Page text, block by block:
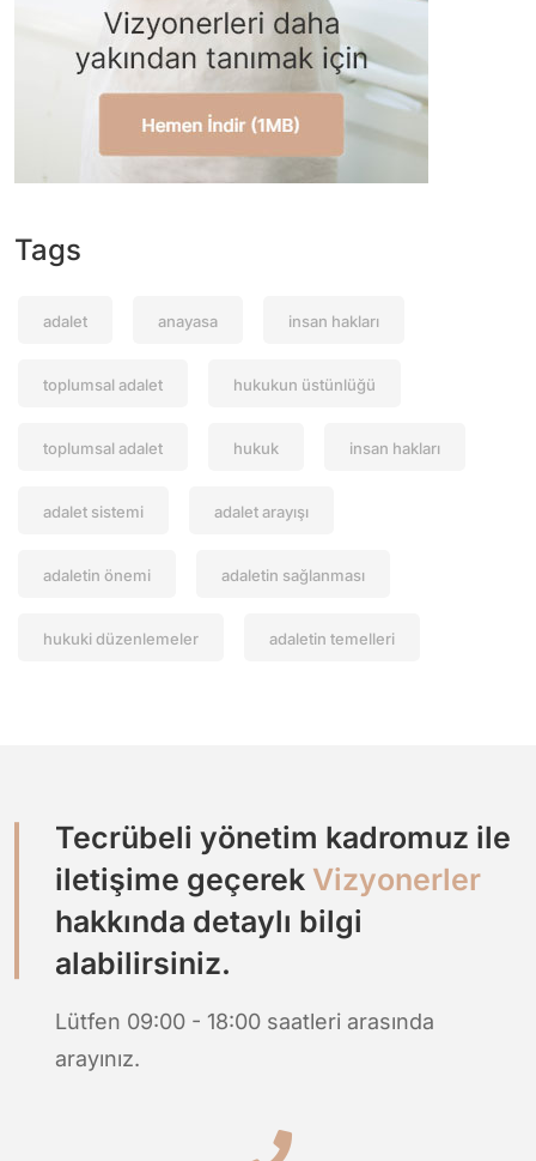
Tags
adalet anayasa insan hakları
toplumsal adalet hukukun üstünlüğü
toplumsal adalet hukuk insan hakları
adalet sistemi adalet arayışı
adaletin önemi adaletin sağlanması
hukuki düzenlemeler adaletin temelleri
Tecrübeli yönetim kadromuz ile
iletişime geçerek Vizyonerler
hakkında detaylı bilgi
alabilirsiniz.
Lütfen 09:00 - 18:00 saatleri arasında
arayınız.